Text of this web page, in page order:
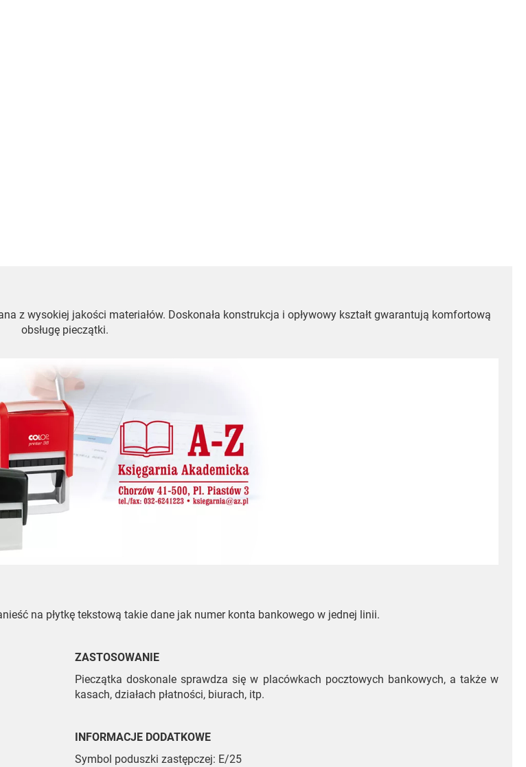
z wysokiej jakości materiałów. Doskonała konstrukcja i opływowy kształt gwarantują komfortową
obsługę pieczątki.
na płytkę tekstową takie dane jak numer konta bankowego w jednej linii.
ZASTOSOWANIE
Pieczątka doskonale sprawdza się w placówkach pocztowych bankowych, a także w
kasach, działach płatności, biurach, itp.
INFORMACJE DODATKOWE
Symbol poduszki zastępczej: E/25